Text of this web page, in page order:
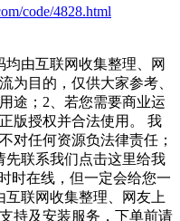
code/4828.html
由互联网收集整理、网
为目的，仅供大家参考、
途；2、若您需要商业运
版授权并合法使用。 我
对任何资源负法律责任；
先联系我们点击这里给我
时在线，但一定会给您一
联网收集整理、网友上
持及安装服务，下单前请